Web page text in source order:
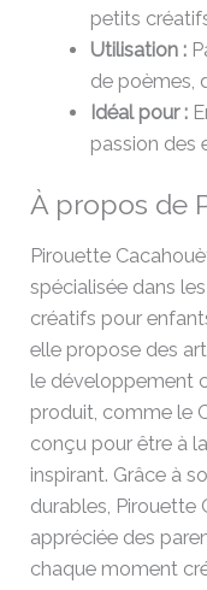
petits
Utilisation :
de poèmes,
Idéal pour :
passion des
À propos de
Pirouette
spécialisée dans
créatifs pour
elle propose des
le développement
produit, comme le
conçu pour être à
inspirant. Grâce à
durables, Pirouette
appréciée des
chaque moment